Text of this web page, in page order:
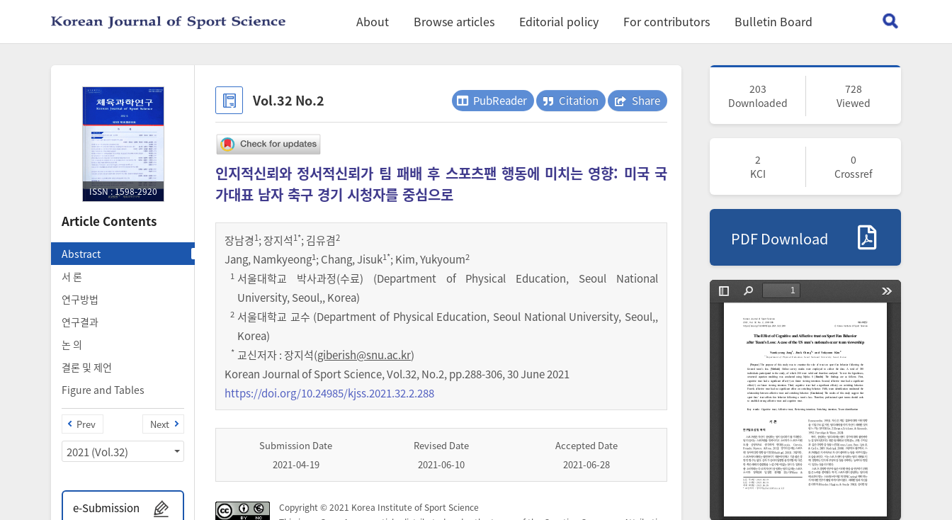
About Browse articles Editorial policy For contributors Bulletin Board
ISSN : 1598-2920
Article Contents
Abstract
서 론
연구방법
연구결과
논 의
결론 및 제언
Figure and Tables
Prev Next
2021 (Vol.32)
e-Submission
Vol.32 No.2 PubReader Citation Share
인지적신뢰와 정서적신뢰가 팀 패배 후 스포츠팬 행동에 미치는 영향: 미국 국
가대표 남자 축구 경기 시청자를 중심으로
장남경1;장지석1*;김유겸2
Jang, Namkyeong1; Chang, Jisuk1*; Kim, Yukyoum2
1 서울대학교 박사과정(수료) (Department of Physical Education, Seoul National
University, Seoul,, Korea)
2 서울대학교 교수 (Department of Physical Education, Seoul National University, Seoul,,
Korea)
* 교신저자 : 장지석(giberish@snu.ac.kr)
Korean Journal of Sport Science,Vol.32,No.2,pp.288-306,30 June 2021
https://doi.org/10.24985/kjss.2021.32.2.288
Submission Date
2021-04-19
Revised Date
2021-06-10
Accepted Date
2021-06-28
Copyright © 2021 Korea Institute of Sport Science
203
Downloaded
728
Viewed
2
KCI
0
Crossref
PDF Download